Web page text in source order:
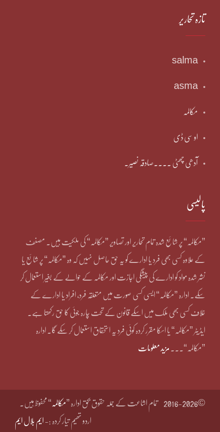
تازہ تحاریر
salma
asma
مکالمہ
او سی ڈی
آدھی چھٹی ۔۔۔۔صادقہ نصیر۔
پالیسی
”مکالمہ“ پر شائع شدہ تمام تحاریر اور تصاویر ”مکالمہ“ کی ملکیت ہیں۔ مصنف
کے علاوہ کسی بھی فرد یا ادارے کو یہ حق حاصل نہیں کہ وہ ”مکالمہ“ پر شائع یا
نشر شدہ مواد کو ادارے کی پیشگی اجازت اور مکالمہ کے حوالے کے بغیر استعمال کر
سکے۔ ادارہ ”مکالمہ“ ایسی کسی صورت میں متعلقہ فرد، افراد یا ادارے کے
خلاف کسی بھی ملک میں اسکے قانون کے تحت چارہ جوئی کا حق رکھتا ہے۔
ایڈیٹر ”مکالمہ“ یا اسکا مقرر کردہ کوئی فرد یہ استحقاق استعمال کر سکے گا۔ ادارہ
”مکالمہ“۔۔۔ مزید معلومات
©2016-2026 تمام اشاعت کے جملہ حقوق بحق ادارہ ”مکالمہ “ محفوظ ہیں۔
اردو تھیم تیار کردہ :- ایم بلال ایم